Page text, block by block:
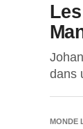
dans
MONDE